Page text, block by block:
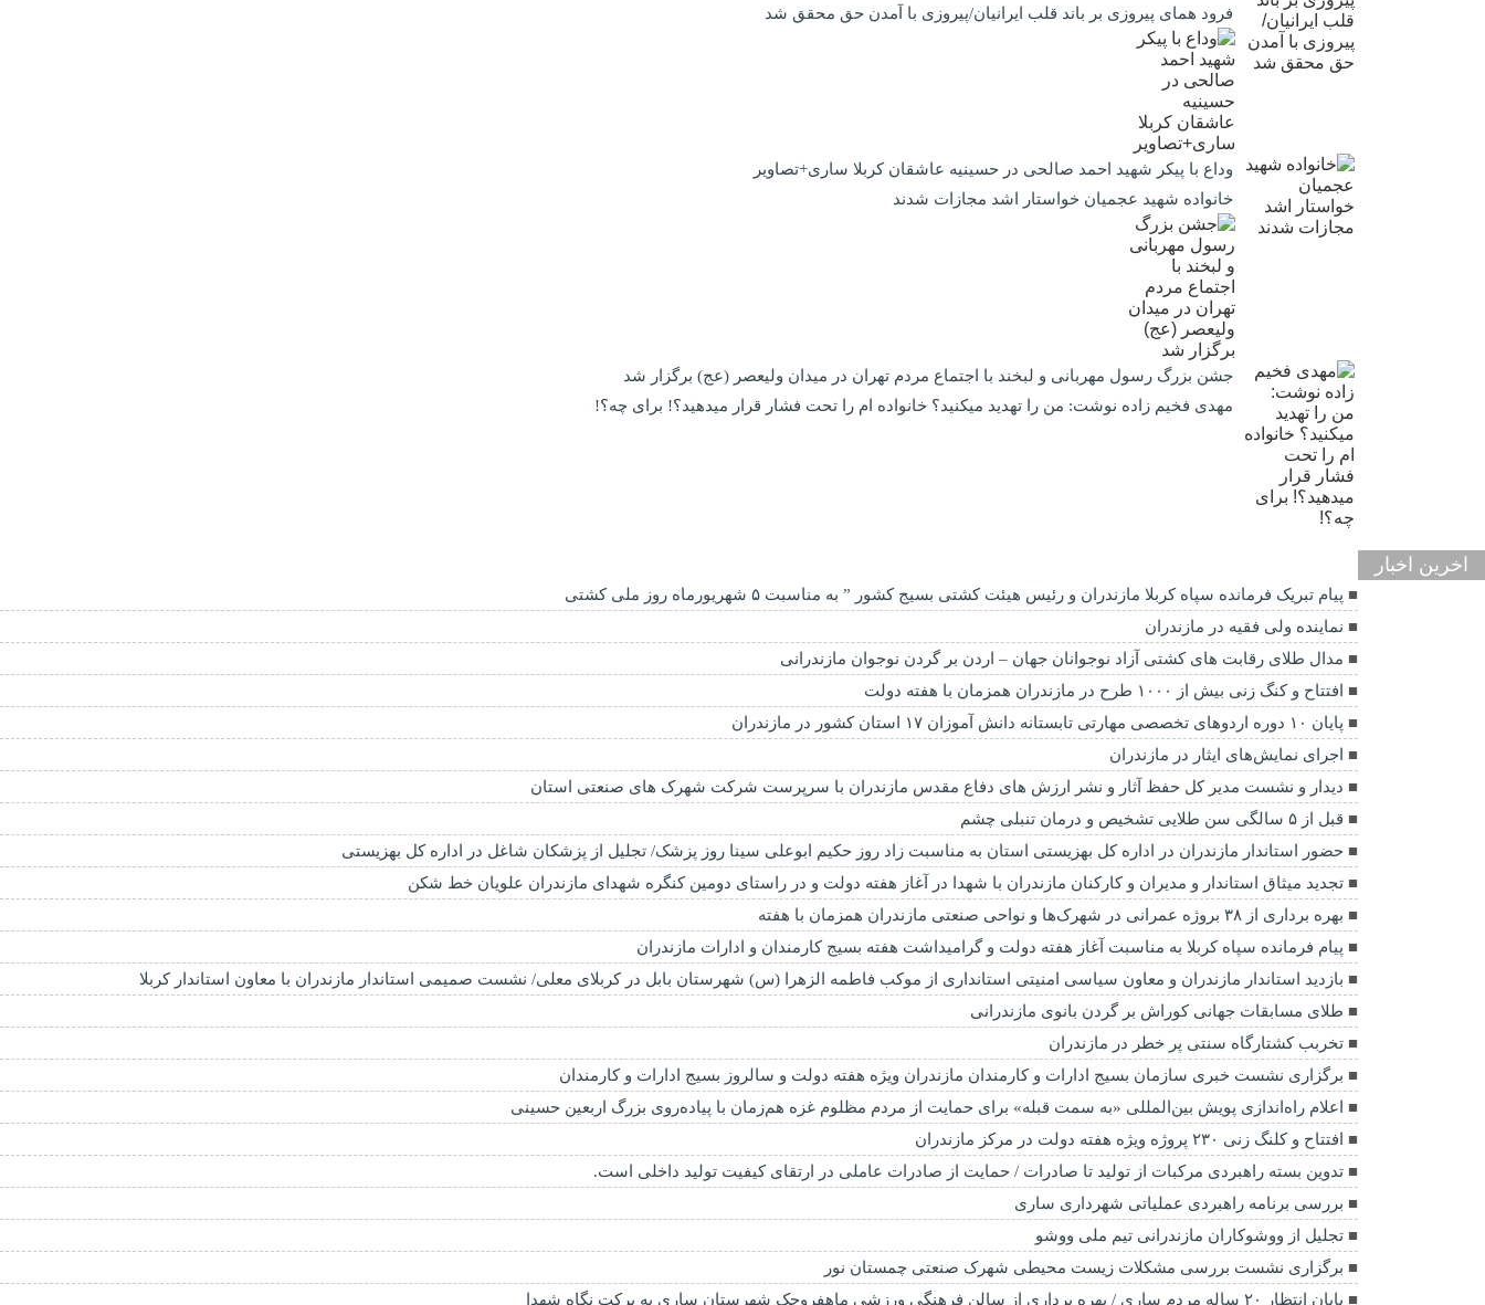
فرود همای پیروزی بر باند قلب ایرانیان/پیروزی با آمدن حق محقق شد
وداع با پیکر شهید احمد صالحی‌ در حسینیه عاشقان کربلا ساری+تصاویر
خانواده شهید عجمیان خواستار اشد مجازات شدند
جشن بزرگ رسول مهربانی و لبخند با اجتماع مردم تهران در میدان ولیعصر (عج) برگزار شد
مهدی فخیم زاده نوشت: من را تهدید میکنید؟ خانواده ام را‌ تحت فشار قرار میدهید؟! برای چه؟!
اخرین اخبار
پیام تبریک فرمانده سپاه کربلا مازندران و رئیس هیئت کشتی بسیج کشور ” به مناسبت ۵ شهریورماه روز ملی کشتی
نماينده ولی فقیه در مازندران
مدال طلای رقابت های کشتی آزاد نوجوانان جهان – اردن بر گردن نوجوان مازندرانی
افتتاح و کنگ زنی بیش از ۱۰۰۰ طرح در مازندران همزمان با هفته دولت
پایان ۱۰ دوره اردوهای تخصصی مهارتی تابستانه دانش آموزان ۱۷ استان کشور در مازندران
اجرای نمایش‌های ایثار در مازندران
دیدار و نشست مدیر کل حفظ آثار و نشر ارزش های دفاع مقدس مازندران با سرپرست شرکت شهرک های صنعتی استان
قبل از ۵ سالگی سن طلایی تشخیص و درمان تنبلی چشم
حضور استاندار مازندران در اداره کل بهزیستی استان به مناسبت زاد روز حکیم ابوعلی سینا روز پزشک/ تجلیل از پزشکان شاغل در اداره کل بهزیستی
تجدید میثاق استاندار و مدیران و کارکنان مازندران با شهدا در آغاز هفته دولت و در راستای دومین کنگره شهدای مازندران علویان خط شکن
بهره برداری از ۳۸ بروژه عمرانی در شهرک‌ها و نواحی صنعتی مازندران همزمان با هفته
پیام فرمانده سپاه کربلا به مناسبت آغاز هفته دولت و گرامیداشت هفته بسیج کارمندان و ادارات مازندران
بازدید استاندار مازندران و معاون سیاسی امنیتی استانداری از موکب فاطمه الزهرا (س) شهرستان بابل در کربلای معلی/ نشست صمیمی استاندار مازندران با معاون استاندار کربلا
طلای مسابقات جهانی کوراش بر گردن بانوی مازندرانی
تخربب کشتارگاه سنتی پر خطر در مازندران
برگزاری نشست خبری سازمان بسیج ادارات و کارمندان مازندران ویژه هفته دولت و سالروز بسیج ادارات و کارمندان
اعلام راه‌اندازی پویش بین‌المللی «به سمت قبله» برای حمایت از مردم مظلوم غزه هم‌زمان با پیاده‌روی بزرگ اربعین حسینی
افتتاح و کلنگ زنی ۲۳۰ پروژه ویژه هفته دولت در مرکز مازندران
تدوین بسته راهبردی مرکبات از تولید تا صادرات / حمایت از صادرات عاملی در ارتقای کیفیت تولید داخلی است.
بررسی برنامه راهبردی عملیاتی شهرداری ساری
تجلیل از ووشوکاران مازندرانی تیم ملی ووشو
برگزاری نشست بررسی مشکلات زیست محیطی شهرک صنعتی چمستان نور
پایان انتظار ۲۰ ساله مردم ساری / بهره برداری از سالن فرهنگی ورزشی ماهفروجک شهرستان ساری به برکت نگاه شهدا